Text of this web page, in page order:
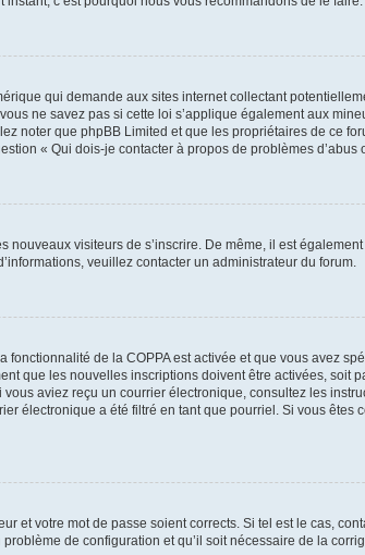
qui demande aux sites internet collectant
ne savez pas si cette loi s’applique également aux
noter que phpBB Limited et que les propriétaires de ce
« Qui dois-je contacter à propos de problèmes d’abus
visiteurs de s’inscrire. De même, il est
veuillez contacter un administrateur du forum.
de la COPPA est activée et que vous avez
que les nouvelles inscriptions doivent être activées, soit
aviez reçu un courrier électronique, consultez les
électronique a été filtré en tant que pourriel. Si vous êtes
et votre mot de passe soient corrects. Si tel est le cas,
de configuration et qu’il soit nécessaire de la